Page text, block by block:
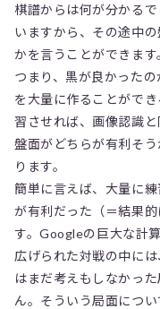
棋譜からは何が分かる
いますから、その途中
かを言うことができます
つまり、黒が良かった
を大量に作ることがで
習させれば、画像認識
盤面がどちらが有利そ
ります。
簡単に言えば、大量に
が有利だった（＝結果
す。Googleの巨大な計
広げられた対戦の中に
はまだ考えもしなかっ
ん。そういう局面につ